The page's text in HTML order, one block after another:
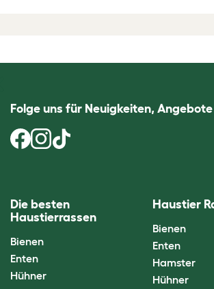
Folge uns für Neuigkeiten,
Die besten
Haustierrassen
Bienen
Enten
Hühner
Haustier
Bienen
Enten
Hamster
Hühner